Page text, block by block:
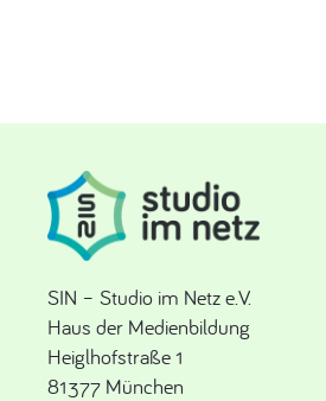
SIN – Studio im Netz e.V.
Haus der Medienbildung
Heiglhofstraße 1
81377 München